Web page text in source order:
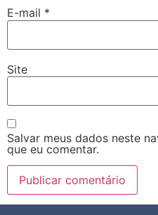
E-mail *
Site
Salvar meus dados neste
que eu comentar.